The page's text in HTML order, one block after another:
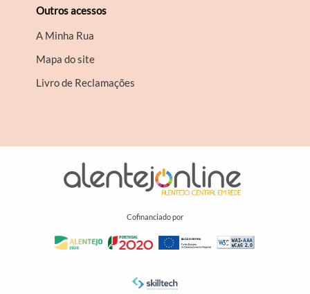
Outros acessos
A Minha Rua
Mapa do site
Livro de Reclamações
Cofinanciado por